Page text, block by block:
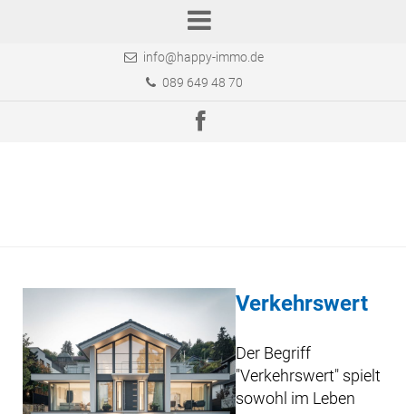
info@happy-immo.de
089 649 48 70
Verkehrswert
Der Begriff
"Verkehrswert" spielt
sowohl im Leben